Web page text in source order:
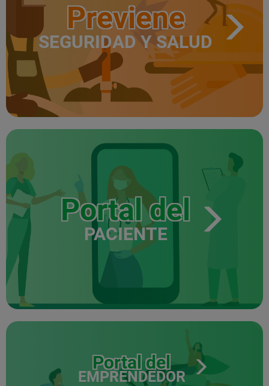
Previene
SEGURIDAD Y SALUD
Portal del
PACIENTE
Portal del
EMPRENDEDOR